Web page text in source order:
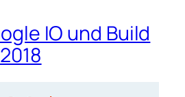
IO und Build